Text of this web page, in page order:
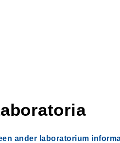
ander laboratorium